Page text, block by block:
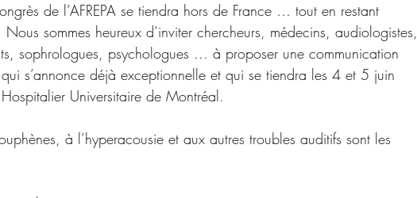
de l’AFREPA se tiendra hors de France … tout en restant
sommes heureux d’inviter chercheurs, médecins, audiologistes,
sophrologues, psychologues ... à proposer une communication
s’annonce déjà exceptionnelle et qui se tiendra les 4 et 5 juin
Universitaire de Montréal.
à l’hyperacousie et aux autres troubles auditifs sont les